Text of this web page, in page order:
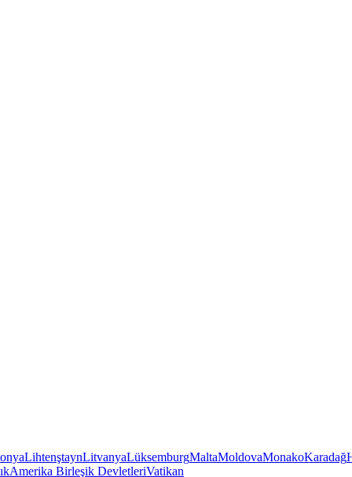
LihtenştaynLitvanyaLüksemburgMaltaMoldovaMonakoKaradağ
Amerika Birleşik DevletleriVatikan